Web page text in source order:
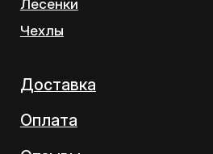
8столов ©
ИНН: 760300372110
ОГРНИП: 320762700016169
Политика обработки перс. данных
Согласие на обработку перс. данных